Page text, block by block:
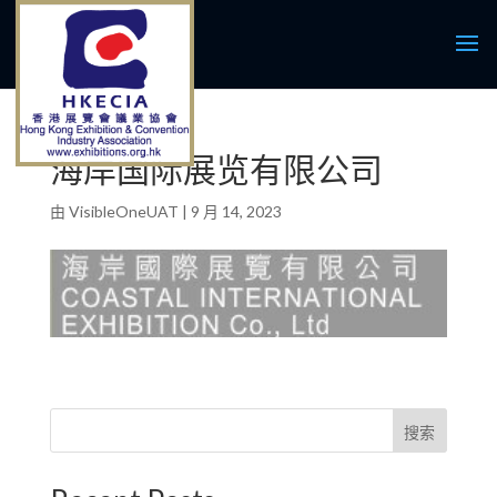
海岸国际展览有限公司
由 VisibleOneUAT | 9 月 14, 2023
搜索